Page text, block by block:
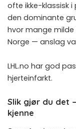
ofte ikke-klassisk
den dominante
hvor mange
Norge — anslag
LHL.no har god
hjerteinfarkt.
Slik gjør du det
kjenne